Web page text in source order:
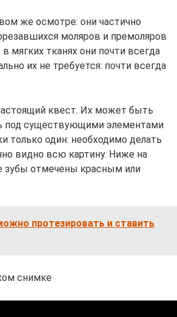
же осмотре: они частично
моляров и премоляров
мягких тканях они почти всегда
их не требуется: почти всегда
квест. Их может быть
под существующими элементами
только один: необходимо делать
видно всю картину. Ниже на
зубы отмечены красным или
протезировать и ставить
снимке